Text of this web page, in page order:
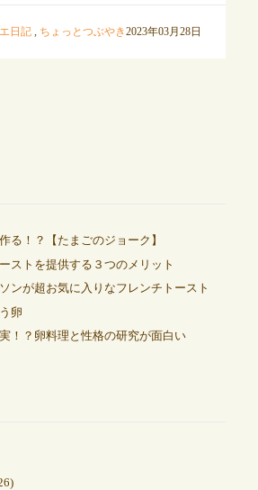
日記, ちょっとつぶやき2023年03月28日
る！？【たまごのジョーク】
ストを提供する３つのメリット
ンが超お気に入りなフレンチトースト
卵
！？卵料理と性格の研究が面白い